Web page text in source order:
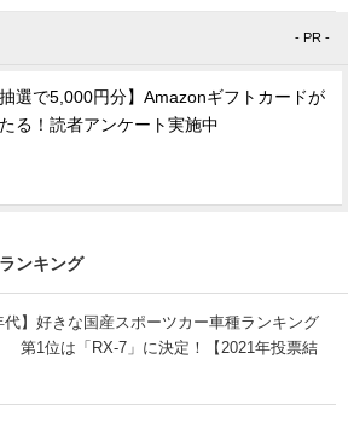
- PR -
抽選で5,000円分】Amazonギフトカードが
る！読者アンケート実施中
ンキング
代】好きな国産スポーツカー車種ランキング
第1位は「RX-7」に決定！【2021年投票結